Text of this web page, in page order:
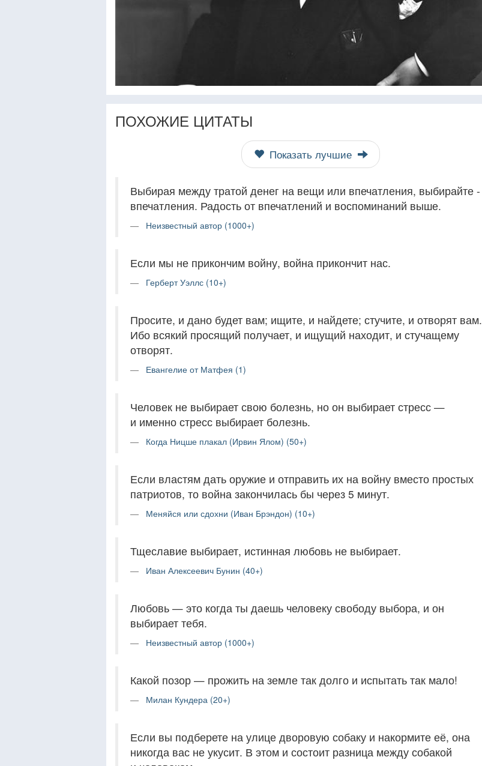
ПОХОЖИЕ ЦИТАТЫ
Показать лучшие
Выбирая между тратой денег на вещи или впечатления, выбирайте -
впечатления. Радость от впечатлений и воспоминаний выше.
Неизвестный автор (1000+)
Если мы не прикончим войну, война прикончит нас.
Герберт Уэллс (10+)
Просите, и дано будет вам; ищите, и найдете; стучите, и отворят вам.
Ибо всякий просящий получает, и ищущий находит, и стучащему
отворят.
Евангелие от Матфея (1)
Человек не выбирает свою болезнь, но он выбирает стресс —
и именно стресс выбирает болезнь.
Когда Ницше плакал (Ирвин Ялом) (50+)
Если властям дать оружие и отправить их на войну вместо простых
патриотов, то война закончилась бы через 5 минут.
Меняйся или сдохни (Иван Брэндон) (10+)
Тщеславие выбирает, истинная любовь не выбирает.
Иван Алексеевич Бунин (40+)
Любовь — это когда ты даешь человеку свободу выбора, и он
выбирает тебя.
Неизвестный автор (1000+)
Какой позор — прожить на земле так долго и испытать так мало!
Милан Кундера (20+)
Если вы подберете на улице дворовую собаку и накормите её, она
никогда вас не укусит. В этом и состоит разница между собакой